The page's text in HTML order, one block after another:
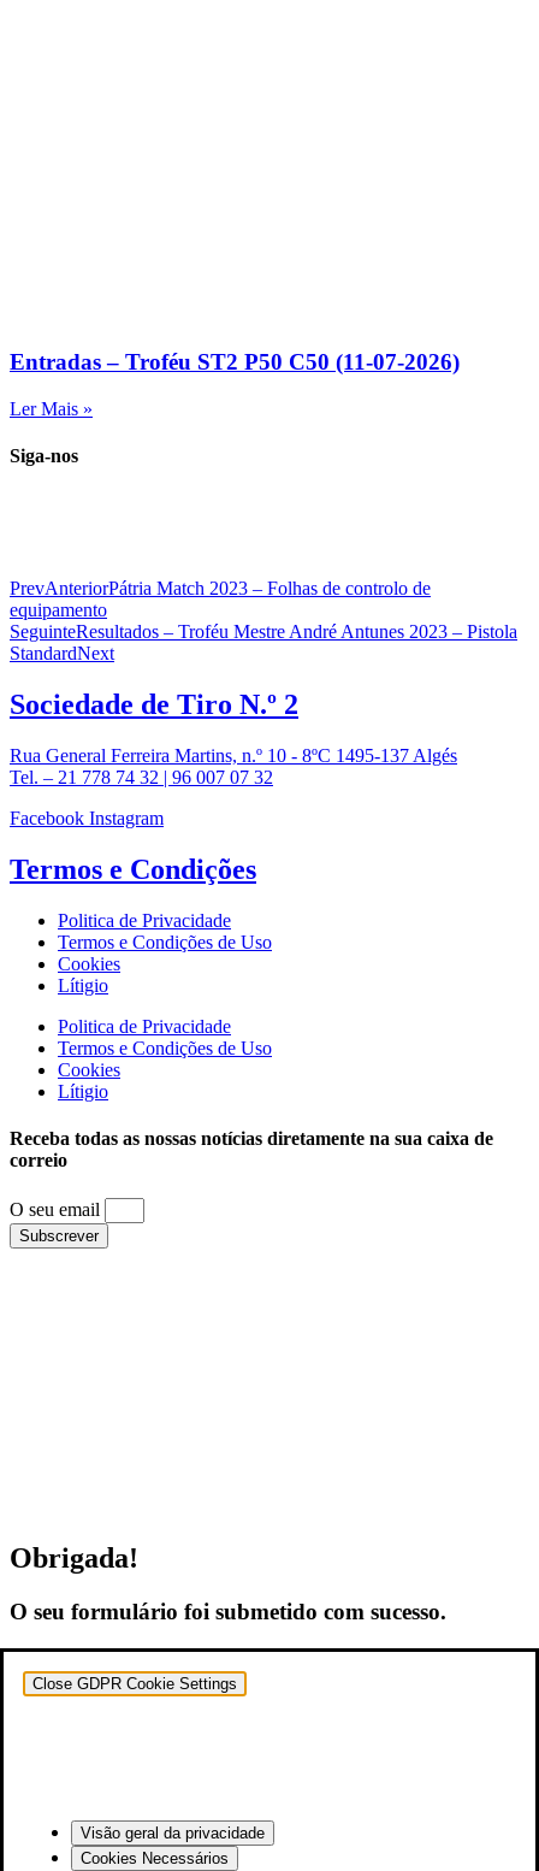
Entradas – Troféu ST2 P50 C50 (11-07-2026)
Ler Mais »
Siga-nos
PrevAnteriorPátria Match 2023 – Folhas de controlo de
equipamento
SeguinteResultados – Troféu Mestre André Antunes 2023 – Pistola
StandardNext
Sociedade de Tiro N.º 2
Rua General Ferreira Martins, n.º 10 - 8ºC 1495-137 Algés
Tel. – 21 778 74 32 | 96 007 07 32
Facebook Instagram
Termos e Condições
Politica de Privacidade
Termos e Condições de Uso
Cookies
Lítigio
Politica de Privacidade
Termos e Condições de Uso
Cookies
Lítigio
Receba todas as nossas notícias diretamente na sua caixa de
correio
O seu email
Subscrever
Obrigada!
O seu formulário foi submetido com sucesso.
Close GDPR Cookie Settings
Visão geral da privacidade
Cookies Necessários